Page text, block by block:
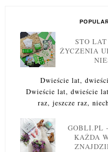
STO
ŻYCZENIA
Dwieście lat,
Dwieście lat, dwieście
raz, jeszcze raz,
GOBLI.PL
KAŻDA